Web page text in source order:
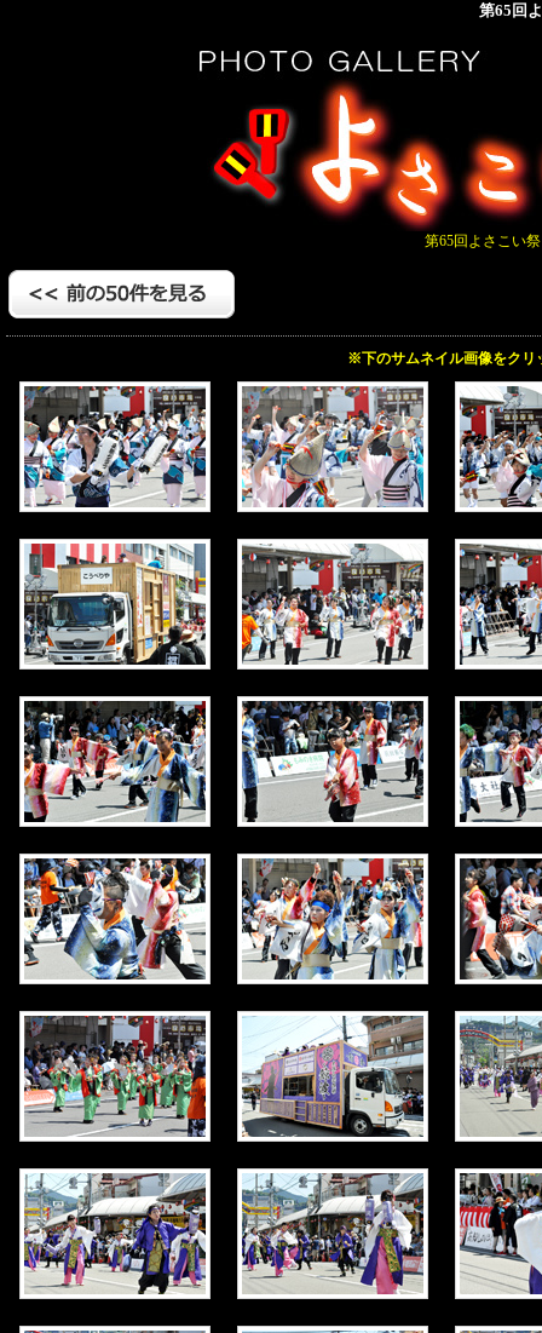
第65回
第65回よさこい
※下のサムネイル画像をクリ